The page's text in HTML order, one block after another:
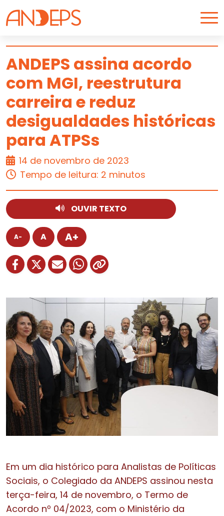
Skip to content
ARTIGO
ANDEPS assina acordo
com MGI, reestrutura
carreira e reduz
desigualdades históricas
para ATPSs
14 de novembro de 2023
Tempo de leitura: 2 minutos
OUVIR TEXTO
A- A A+
Em um dia histórico para Analistas de Políticas
Sociais, o Colegiado da ANDEPS assinou nesta
terça-feira, 14 de novembro, o Termo de
Acordo nº 04/2023, com o Ministério da